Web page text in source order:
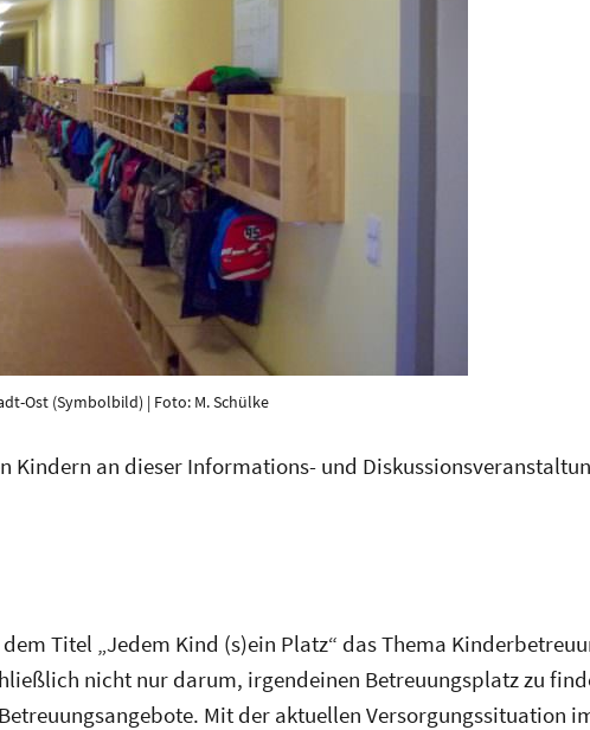
Ost (Symbolbild) | Foto: M. Schülke
Kindern an dieser Informations- und
Titel „Jedem Kind (s)ein Platz“ das Thema
nicht nur darum, irgendeinen Betreuungsplatzzu
ote. Mit der aktuellen Versorgungssituation